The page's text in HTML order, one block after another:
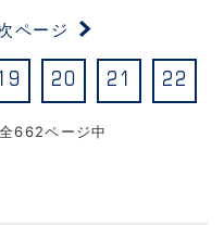
662ページ中
20 21 22
ページ